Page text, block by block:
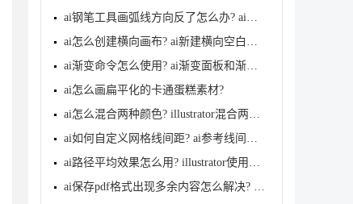
ai钢笔工具画弧线方向反了怎么办? ai钢笔工具的使用技
ai怎么创建横向画布? ai新建横向空白画布的技巧
ai渐变命令怎么使用? ai渐变面板和渐变工具的使用方法
ai怎么画扁平化的卡通蛋糕素材?
ai怎么混合两种颜色? illustrator混合两个色块的颜色
ai如何自定义网格线间距? ai参考线间距的调节方法
ai路径平均效果怎么用? illustrator使用平均路径的教
ai保存pdf格式出现多余内容怎么解决? 去掉pdf文件多余